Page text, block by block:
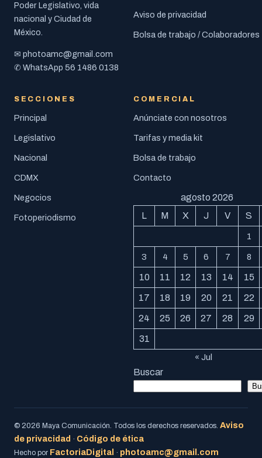
Poder Legislativo, vida
nacional y Ciudad de
México.
✉ photoamc@gmail.com
✆ WhatsApp 56 1486 0138
Aviso de privacidad
Bolsa de trabajo / Colaboradores
SECCIONES
Principal
Legislativo
Nacional
CDMX
Negocios
Fotoperiodismo
COMERCIAL
Anúnciate con nosotros
Tarifas y media kit
Bolsa de trabajo
Contacto
agosto 2026
L
M X J V S
1
3 4 5 6 7 8
10 11 12 13 14 15
17 18 19 20 21 22
24 25 26 27 28 29
31
« Jul
Buscar
© 2026 Maya Comunicación. Todos los derechos reservados. Aviso
de privacidad · Código de ética
Hecho por FactoriaDigital · photoamc@gmail.com